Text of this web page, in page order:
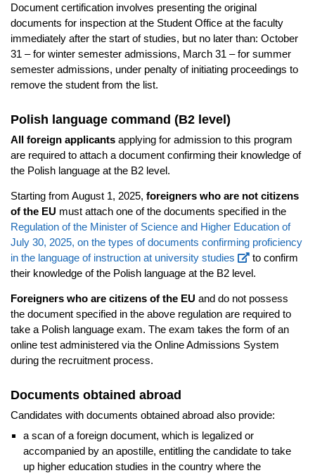
Document certification involves presenting the original
documents for inspection at the Student Office at the faculty
immediately after the start of studies, but no later than: October
31 – for winter semester admissions, March 31 – for summer
semester admissions, under penalty of initiating proceedings to
remove the student from the list.
Polish language command (B2 level)
All foreign applicants applying for admission to this program
are required to attach a document confirming their knowledge of
the Polish language at the B2 level.
Starting from August 1, 2025, foreigners who are not citizens
of the EU must attach one of the documents specified in the
Regulation of the Minister of Science and Higher Education of
July 30, 2025, on the types of documents confirming proficiency
in the language of instruction at university studies
to confirm
their knowledge of the Polish language at the B2 level.
Foreigners who are citizens of the EU and do not possess
the document specified in the above regulation are required to
take a Polish language exam. The exam takes the form of an
online test administered via the Online Admissions System
during the recruitment process.
Documents obtained abroad
Candidates with documents obtained abroad also provide:
a scan of a foreign document, which is legalized or
accompanied by an apostille, entitling the candidate to take
up higher education studies in the country where the